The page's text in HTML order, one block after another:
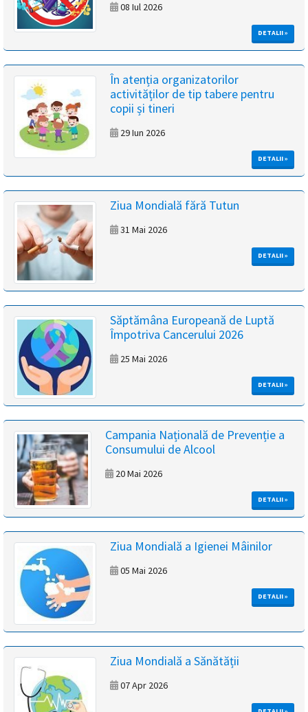
másodpercen
belül.
08 Iul 2026
DETALII »
În atenția organizatorilor
activităților de tip tabere pentru
copii și tineri
29 Iun 2026
DETALII »
Ziua Mondială fără Tutun
31 Mai 2026
DETALII »
Săptămâna Europeană de Luptă
Împotriva Cancerului 2026
25 Mai 2026
DETALII »
Campania Națională de Prevenție a
Consumului de Alcool
20 Mai 2026
DETALII »
Ziua Mondială a Igienei Mâinilor
05 Mai 2026
DETALII »
Ziua Mondială a Sănătății
07 Apr 2026